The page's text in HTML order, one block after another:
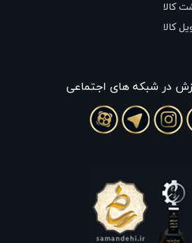
کالا
کالا
در شبکه های اجتماعی